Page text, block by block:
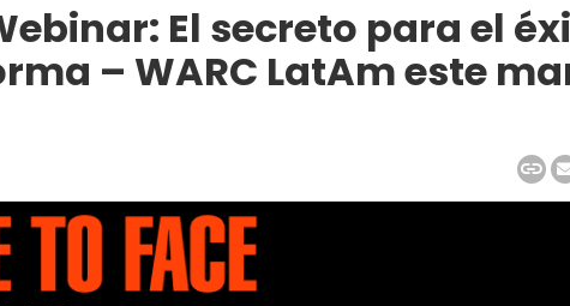
El secreto para el
– WARC LatAm este